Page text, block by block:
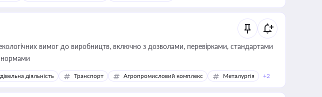
вимог до виробництв, включно з дозволами, перевірками, стандартами
нормами
діяльність Транспорт Агропромисловий комплекс Металургія +2